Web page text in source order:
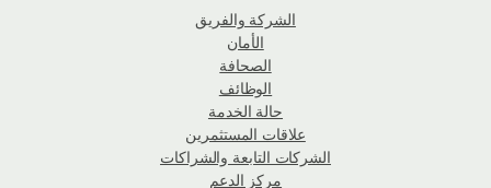
الشركة والفريق
الأمان
الصحافة
الوظائف
حالة الخدمة
علاقات المستثمرين
الشركات التابعة والشراكات
مركز الدعم